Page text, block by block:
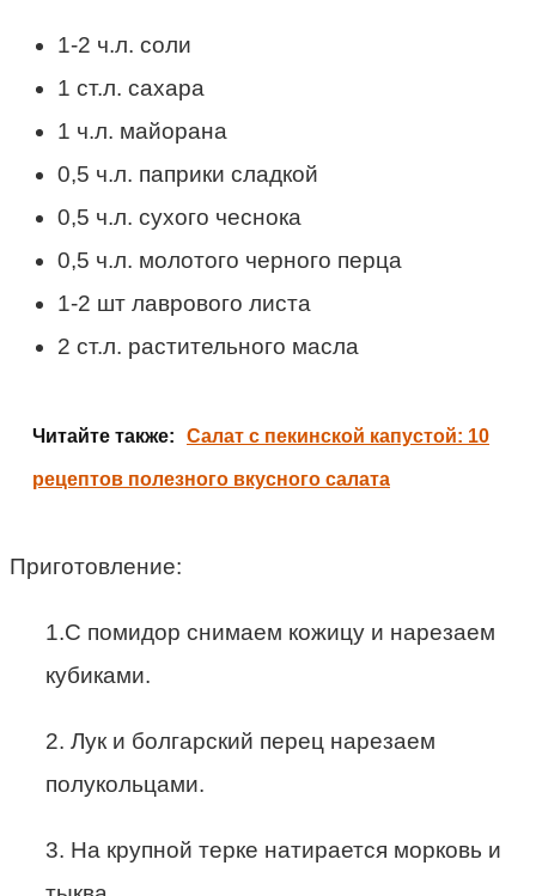
1-2 ч.л. соли
1 ст.л. сахара
1 ч.л. майорана
0,5 ч.л. паприки сладкой
0,5 ч.л. сухого чеснока
0,5 ч.л. молотого черного перца
1-2 шт лаврового листа
2 ст.л. растительного масла
Читайте также: Салат с пекинской капустой: 10
рецептов полезного вкусного салата
Приготовление:
1.С помидор снимаем кожицу и нарезаем
кубиками.
2. Лук и болгарский перец нарезаем
полукольцами.
3. На крупной терке натирается морковь и